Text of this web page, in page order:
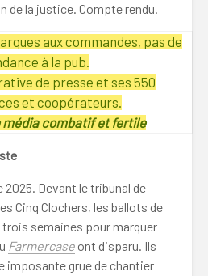
de la justice. Compte rendu.
aux commandes, pas de
à la pub.
de presse et ses 550
et coopérateurs.
média combatif et fertile
2025. Devant le tribunal de
Cinq Clochers, les ballots de
trois semaines pour marquer
Farmercase ont disparu. Ils
imposante grue de chantier